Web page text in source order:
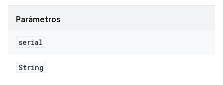
Parámetros
serial
String